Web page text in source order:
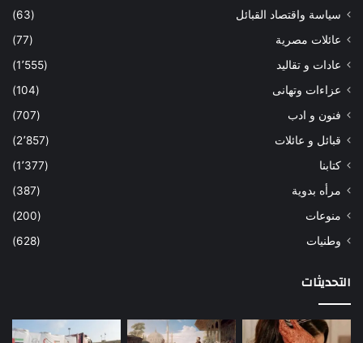
سياسة واقتصاد القبائل
(63)
عائلات مصرية
(77)
عادات و تقاليد
(1٬555)
عزاءات وتهانى
(104)
فنون و ادب
(707)
قبائل و عائلات
(2٬857)
كتابنا
(1٬377)
مرأه بدوية
(387)
منوعات
(200)
وطنيات
(628)
التحديثات